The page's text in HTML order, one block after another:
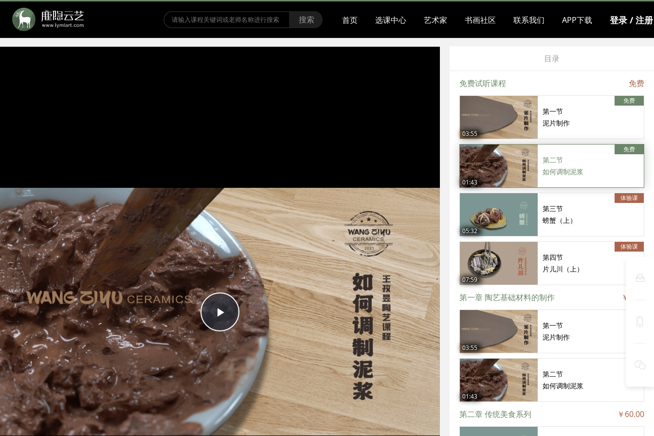
搜索 首页 选课中心 艺术家 书画社区 联系我们 APP下载 登录 / 注册
Play
Video
目录
免费试听课程 免费
03:55
第一节
泥片制作
免费
01:43
第二节
如何调制泥浆
免费
05:32
第三节
螃蟹（上）
体验课
07:59
第四节
片儿川（上）
体验课
第一章 陶艺基础材料的制作 ￥2.00
03:55
第一节
泥片制作
01:43
第二节
如何调制泥浆
第二章 传统美食系列 ￥60.00


